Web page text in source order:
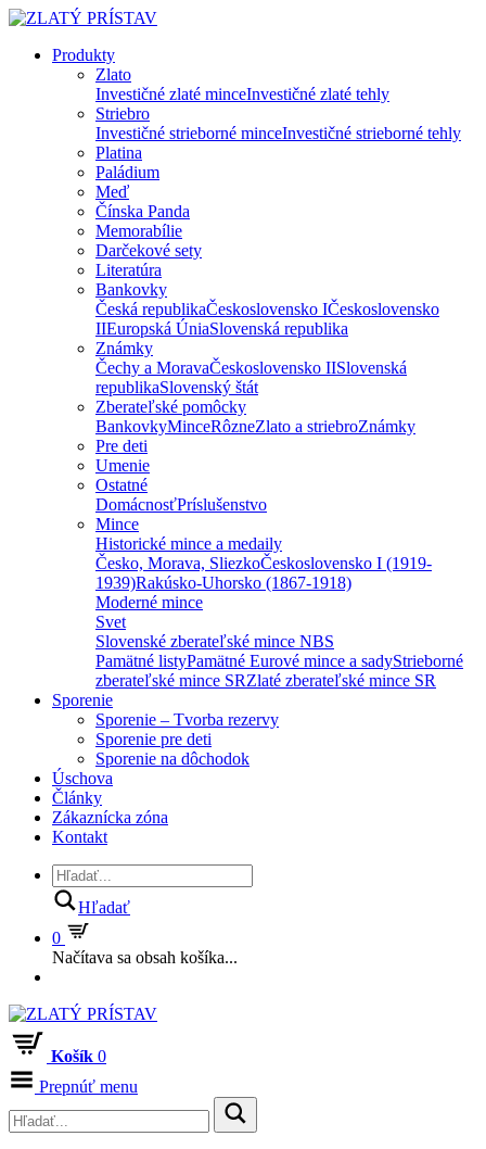
Produkty
Zlato
Investičné zlaté minceInvestičné zlaté tehly
Striebro
Investičné strieborné minceInvestičné strieborné tehly
Platina
Paládium
Meď
Čínska Panda
Memorabílie
Darčekové sety
Literatúra
Bankovky
Česká republikaČeskoslovensko IČeskoslovensko
IIEuropská ÚniaSlovenská republika
Známky
Čechy a MoravaČeskoslovensko IISlovenská
republikaSlovenský štát
Zberateľské pomôcky
BankovkyMinceRôzneZlato a striebroZnámky
Pre deti
Umenie
Ostatné
DomácnosťPríslušenstvo
Mince
Historické mince a medaily
Česko, Morava, SliezkoČeskoslovensko I (1919-
1939)Rakúsko-Uhorsko (1867-1918)
Moderné mince
Svet
Slovenské zberateľské mince NBS
Pamätné listyPamätné Eurové mince a sadyStrieborné
zberateľské mince SRZlaté zberateľské mince SR
Sporenie
Sporenie – Tvorba rezervy
Sporenie pre deti
Sporenie na dôchodok
Úschova
Články
Zákaznícka zóna
Kontakt
Hľadať
0
Načítava sa obsah košíka...
Košík 0
Prepnúť menu